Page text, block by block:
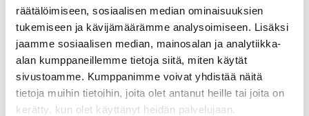
räätälöimiseen, sosiaalisen median ominaisuuksien
tukemiseen ja kävijämäärämme analysoimiseen. Lisäksi
jaamme sosiaalisen median, mainosalan ja analytiikka-
alan kumppaneillemme tietoja siitä, miten käytät
sivustoamme. Kumppanimme voivat yhdistää näitä
tietoja muihin tietoihin, joita olet antanut heille tai joita on
kerätty, kun olet käyttänyt heidän palvelujaan.
vaatimuksiin. Keskeisessä
roolissa hankkeessa on
työelämän ja
ammattikorkeakoulun
nykyistä tiiviimmät
yhteistyömallit ja sen
toteuttamiseksi tarvittava